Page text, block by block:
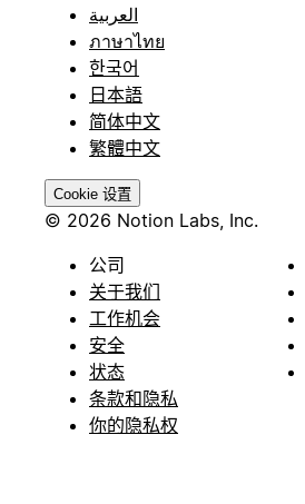
العربية
ภาษาไทย
한국어
日本語
简体中文
繁體中文
Cookie 设置
© 2026 Notion Labs, Inc.
公司
关于我们
工作机会
安全
状态
条款和隐私
你的隐私权